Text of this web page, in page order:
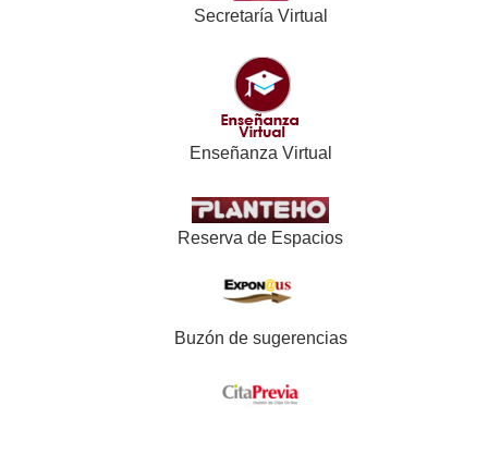
Secretaría Virtual
Enseñanza Virtual
Reserva de Espacios
Buzón de sugerencias